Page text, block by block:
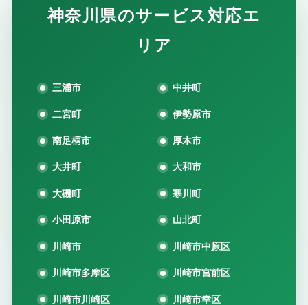
神奈川県のサービス対応エ
リア
三浦市 中井町
二宮町 伊勢原市
南足柄市 厚木市
大井町 大和市
大磯町 寒川町
小田原市 山北町
川崎市 川崎市中原区
川崎市多摩区 川崎市宮前区
川崎市川崎区 川崎市幸区